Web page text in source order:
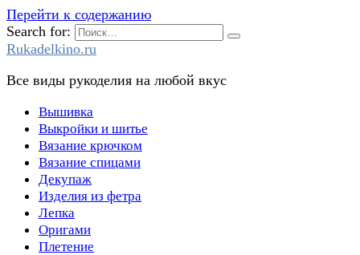
Перейти к содержанию
Search for:
Rukadelkino.ru
Все виды рукоделия на любой вкус
Вышивка
Выкройки и шитье
Вязание крючком
Вязание спицами
Декупаж
Изделия из фетра
Лепка
Оригами
Плетение